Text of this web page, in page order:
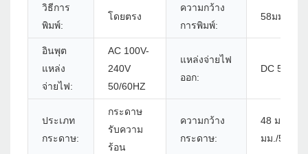
วิธีการ
พิมพ์:
โดยตรง
ความกว้าง
การพิมพ์:
58มม.
อินพุต
แหล่ง
จ่ายไฟ:
AC 100V-
240V
50/60HZ
แหล่งจ่ายไฟ
ออก:
DC 5V/1A
ประเภท
กระดาษ:
กระดาษ
รับความ
ร้อน
ความกว้าง
กระดาษ:
48 มม./52
มม./56 มม.